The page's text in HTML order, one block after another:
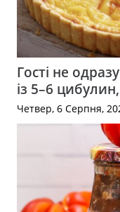
Гості не
із 5–6
Четвер, 6 Серпня,